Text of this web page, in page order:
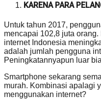
KARENA PARA
Untuk tahun 2017,
mencapai 102,8 juta
internet Indonesia
adalah jumlah pengguna
Peningkatannyapun luar
Smartphone sekarang
murah. Kombinasi apalagi
menggunakan internet?